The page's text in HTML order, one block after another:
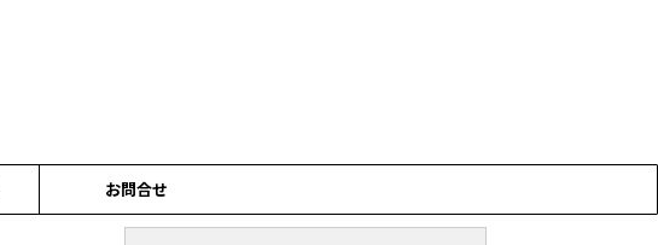
お問合せ